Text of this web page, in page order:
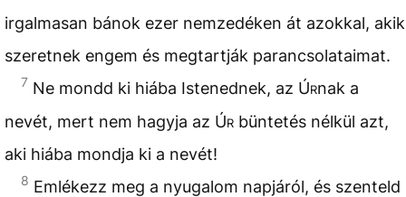
irgalmasan bánok ezer nemzedéken át azokkal, akik
szeretnek engem és megtartják parancsolataimat.
7 Ne mondd ki hiába Istenednek, az Úrnak a
nevét, mert nem hagyja az Úr büntetés nélkül azt,
aki hiába mondja ki a nevét!
8 Emlékezz meg a nyugalom napjáról, és szenteld